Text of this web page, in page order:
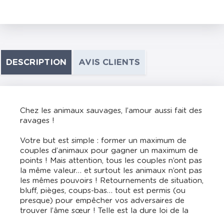
DESCRIPTION AVIS CLIENTS
Chez les animaux sauvages, l’amour aussi fait des
ravages !
Votre but est simple : former un maximum de
couples d’animaux pour gagner un maximum de
points ! Mais attention, tous les couples n’ont pas
la même valeur… et surtout les animaux n’ont pas
les mêmes pouvoirs ! Retournements de situation,
bluff, pièges, coups-bas… tout est permis (ou
presque) pour empêcher vos adversaires de
trouver l’âme sœur ! Telle est la dure loi de la